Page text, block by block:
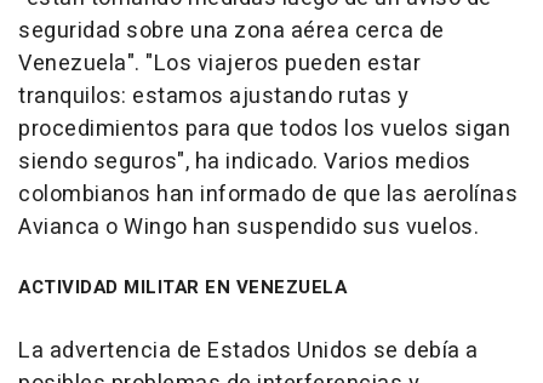
seguridad sobre una zona aérea cerca de
Venezuela". "Los viajeros pueden estar
tranquilos: estamos ajustando rutas y
procedimientos para que todos los vuelos sigan
siendo seguros", ha indicado. Varios medios
colombianos han informado de que las aerolínas
Avianca o Wingo han suspendido sus vuelos.
ACTIVIDAD MILITAR EN VENEZUELA
La advertencia de Estados Unidos se debía a